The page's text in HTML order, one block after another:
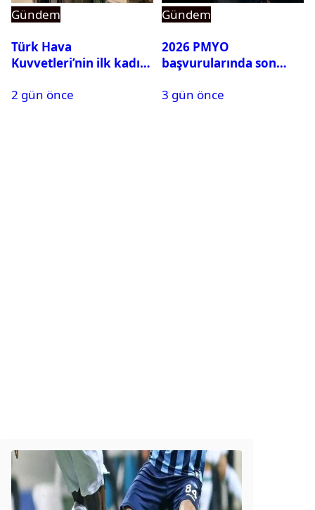
Gündem
Türk Hava
Kuvvetleri’nin ilk kadın
Karapınar hakkında
2 gün önce
Gündem
2026 PMYO
başvurularında son
3 gün önce